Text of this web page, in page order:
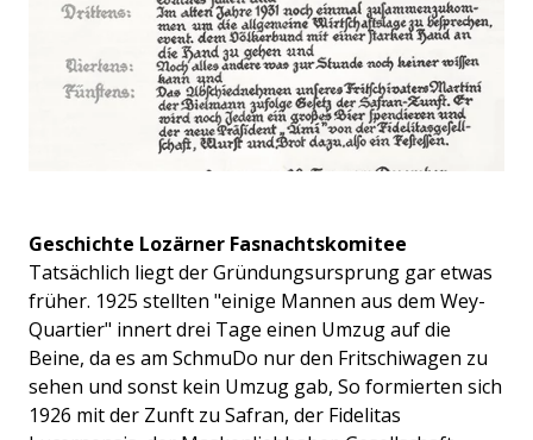
Geschichte Lozärner Fasnachtskomitee
Tatsächlich liegt der Gründungsursprung gar etwas
früher. 1925 stellten "einige Mannen aus dem Wey-
Quartier" innert drei Tage einen Umzug auf die
Beine, da es am SchmuDo nur den Fritschiwagen zu
sehen und sonst kein Umzug gab, So formierten sich
1926 mit der Zunft zu Safran, der Fidelitas